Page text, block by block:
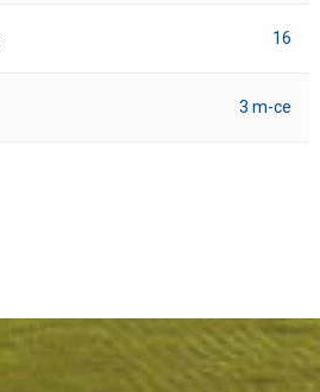
16
3 m-ce